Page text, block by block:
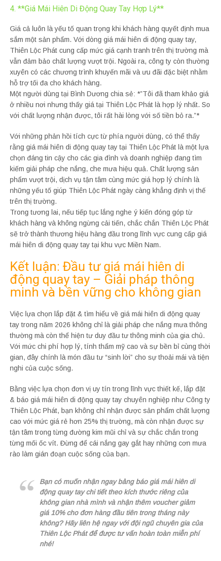
4. **Giá Mái Hiên Di Động Quay Tay Hợp Lý**
Giá cả luôn là yếu tố quan trọng khi khách hàng quyết định mua
sắm một sản phẩm. Với dòng giá mái hiên di động quay tay,
Thiên Lộc Phát cung cấp mức giá cạnh tranh trên thị trường mà
vẫn đảm bảo chất lượng vượt trội. Ngoài ra, công ty còn thường
xuyên có các chương trình khuyến mãi và ưu đãi đặc biệt nhằm
hỗ trợ tối đa cho khách hàng.
Một người dùng tại Bình Dương chia sẻ: *”Tôi đã tham khảo giá
ở nhiều nơi nhưng thấy giá tại Thiên Lộc Phát là hợp lý nhất. So
với chất lượng nhận được, tôi rất hài lòng với số tiền bỏ ra.”*
Với những phản hồi tích cực từ phía người dùng, có thể thấy
rằng giá mái hiên di động quay tay tại Thiên Lộc Phát là một lựa
chọn đáng tin cậy cho các gia đình và doanh nghiệp đang tìm
kiếm giải pháp che nắng, che mưa hiệu quả. Chất lượng sản
phẩm vượt trội, dịch vụ tận tâm cùng mức giá hợp lý chính là
những yếu tố giúp Thiên Lộc Phát ngày càng khẳng định vị thế
trên thị trường.
Trong tương lai, nếu tiếp tục lắng nghe ý kiến đóng góp từ
khách hàng và không ngừng cải tiến, chắc chắn Thiên Lộc Phát
sẽ trở thành thương hiệu hàng đầu trong lĩnh vực cung cấp giá
mái hiên di động quay tay tại khu vực Miền Nam.
Kết luận: Đầu tư giá mái hiên di
động quay tay – Giải pháp thông
minh và bền vững cho không gian
Việc lựa chọn lắp đặt & tìm hiểu về giá mái hiên di động quay
tay trong năm 2026 không chỉ là giải pháp che nắng mưa thông
thường mà còn thể hiện tư duy đầu tư thông minh của gia chủ.
Với mức chi phí hợp lý, tính thẩm mỹ cao và sự bền bỉ cùng thời
gian, đây chính là món đầu tư “sinh lời” cho sự thoải mái và tiện
nghi của cuộc sống.
Bằng việc lựa chọn đơn vị uy tín trong lĩnh vực thiết kế, lắp đặt
& báo giá mái hiên di động quay tay chuyên nghiệp như Công ty
Thiên Lộc Phát, bạn không chỉ nhận được sản phẩm chất lượng
cao với mức giá rẻ hơn 25% thị trường, mà còn nhận được sự
tận tâm trong từng đường kim mũi chỉ và sự chắc chắn trong
từng mối ốc vít. Đừng để cái nắng gay gắt hay những cơn mưa
rào làm gián đoạn cuộc sống của bạn.
Bạn có muốn nhận ngay bảng báo giá mái hiên di
động quay tay chi tiết theo kích thước riêng của
không gian nhà mình và nhận thêm voucher giảm
giá 10% cho đơn hàng đầu tiên trong tháng này
không? Hãy liên hệ ngay với đội ngũ chuyên gia của
Thiên Lộc Phát để được tư vấn hoàn toàn miễn phí
nhé!